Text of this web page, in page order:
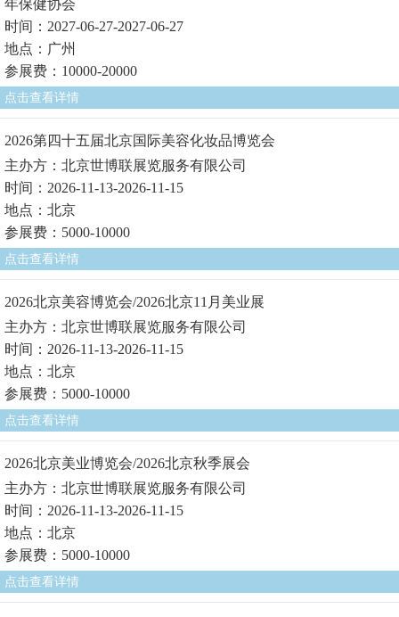
年保健协会
时间：2027-06-27-2027-06-27
地点：广州
参展费：10000-20000
点击查看详情
2026第四十五届北京国际美容化妆品博览会
主办方：北京世博联展览服务有限公司
时间：2026-11-13-2026-11-15
地点：北京
参展费：5000-10000
点击查看详情
2026北京美容博览会/2026北京11月美业展
主办方：北京世博联展览服务有限公司
时间：2026-11-13-2026-11-15
地点：北京
参展费：5000-10000
点击查看详情
2026北京美业博览会/2026北京秋季展会
主办方：北京世博联展览服务有限公司
时间：2026-11-13-2026-11-15
地点：北京
参展费：5000-10000
点击查看详情